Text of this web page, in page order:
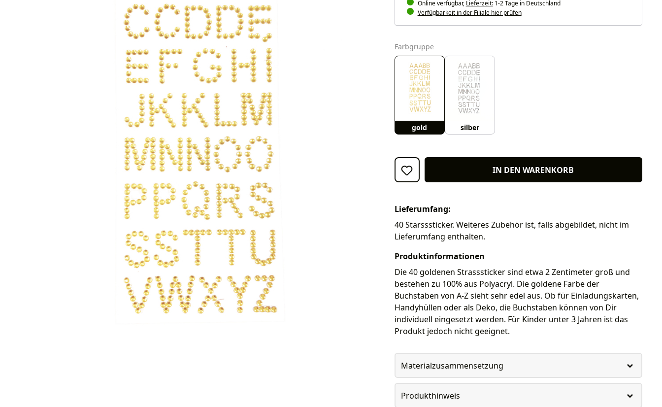
Online verfügbar, Lieferzeit:1-2 Tage in Deutschland
Verfügbarkeit in der Filiale hier prüfen
Farbgruppeauswählen
gold silber
IN DEN WARENKORB
Lieferumfang:
40 Starsssticker. Weiteres Zubehör ist, falls abgebildet, nicht im
Lieferumfang enthalten.
Produktinformationen
Die 40 goldenen Strasssticker sind etwa 2 Zentimeter groß und
bestehen zu 100% aus Polyacryl. Die goldene Farbe der
Buchstaben von A-Z sieht sehr edel aus. Ob für Einladungskarten,
Handyhüllen oder als Deko, die Buchstaben können von Dir
individuell eingesetzt werden. Für Kinder unter 3 Jahren ist das
Produkt jedoch nicht geeignet.
Materialzusammensetzung
Produkthinweis